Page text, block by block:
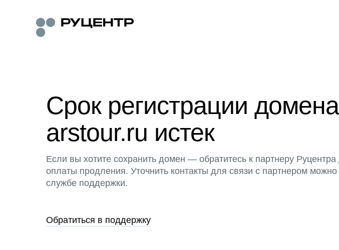
Срок регистрации домена
arstour.ru истек
Если вы хотите сохранить домен — обратитесь к партнеру Руцентра
оплаты продления. Уточнить контакты для связи с партнером можно
службе поддержки.
Обратиться в поддержку